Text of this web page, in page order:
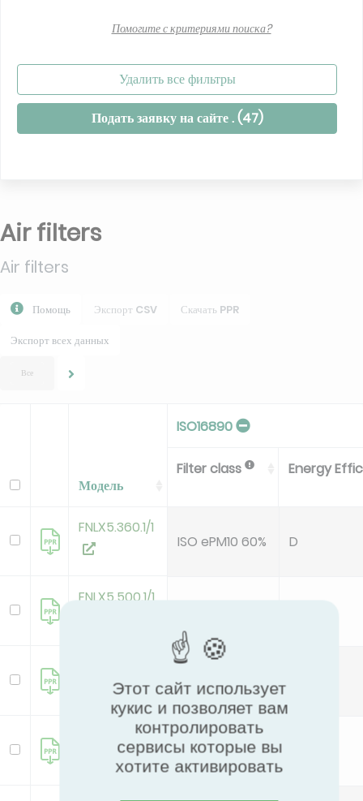
Помогите с критериями поиска?
Удалить все фильтры
Подать заявку на сайте . (47)
Air filters
Air filters
Помощь Экспорт CSV Скачать PPR
Экспорт всех данных
Все
Модель
ISO16890
Filter class Energy
FNLX5.360.1/1
ISO ePM10 60% D
FNLX5.500.1/1
ISO ePM10 55%
FNHX7.380.1/1
ISO ePM1 60%
Этот сайт использует
кукис и позволяет вам
контролировать
сервисы которые вы
хотите активировать